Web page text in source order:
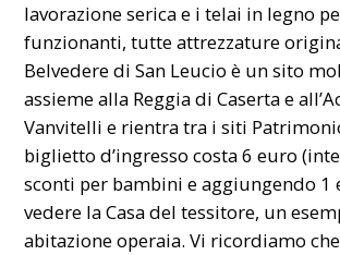
lavorazione serica e i telai in legno
funzionanti, tutte attrezzature
Belvedere di San Leucio è un sito
assieme alla Reggia di Caserta e
Vanvitelli e rientra tra i siti
biglietto d’ingresso costa 6 euro
sconti per bambini e aggiungendo 1
vedere la Casa del tessitore, un
abitazione operaia. Vi ricordiamo